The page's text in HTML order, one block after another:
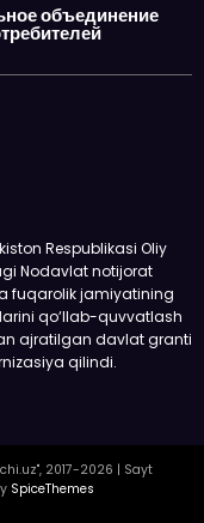
объединение
Respublikasi Oliy
Nodavlat notijorat
fuqarolik jamiyatining
qo‘llab-quvvatlash
ajratilgan davlat granti
qilindi.
2017-2026 | Sayt
SpiceThemes